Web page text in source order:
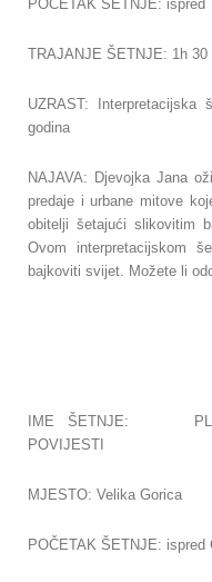
POČETAK ŠETNJE:
TRAJANJE ŠETNJE: 1h 30
UZRAST:
godina
NAJAVA: Djevojka Jana
predaje i urbane mitove
obitelji šetajući slikovitim
Ovom interpretacijskom
bajkoviti svijet. Možete li
IME ŠETNJE:
POVIJESTI
MJESTO: Velika Gorica
POČETAK ŠETNJE: